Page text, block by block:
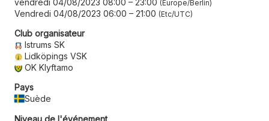
vendredi 04/08/2023 08:00 – 23:00 Europe/Berlin
Vendredi 04/08/2023 06:00 – 21:00 Etc/UTC
Club organisateur
Istrums SK
Lidköpings VSK
OK Klyftamo
Pays
Suède
Niveau de l'événement